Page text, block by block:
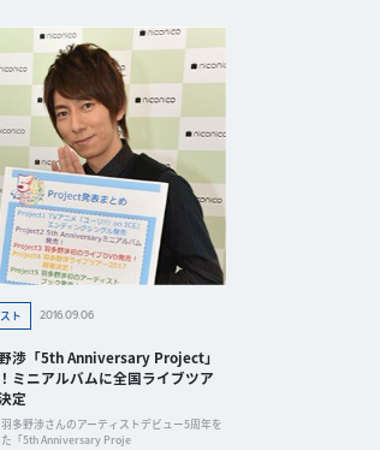
ト 2016.09.06
渉「5th Anniversary Project」
ミニアルバムに全国ライブツア
定
多野渉さんのアーティストデビュー5周年を
「5th Anniversary Proje